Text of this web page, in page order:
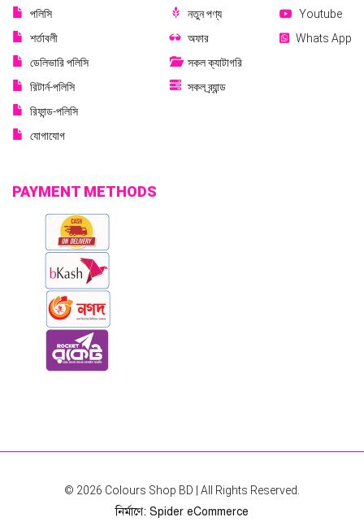
পলিসি
শর্তাবলী
ডেলিভারি পলিসি
রিটার্ন-পলিসি
রিফান্ড-পলিসি
যোগাযোগ
নতুন পণ্য
অফার
সকল ক্যাটাগরি
সকল ব্র্যান্ড
Youtube
Whats App
PAYMENT METHODS
© 2026 Colours Shop BD | All Rights Reserved.
নির্মাণে: Spider eCommerce